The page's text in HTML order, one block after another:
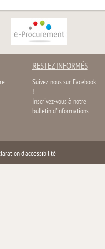
RESTEZ INFORMÉS
Suivez-nous sur Facebook
!
Inscrivez-vous à notre
bulletin d'informations
d'accessibilité